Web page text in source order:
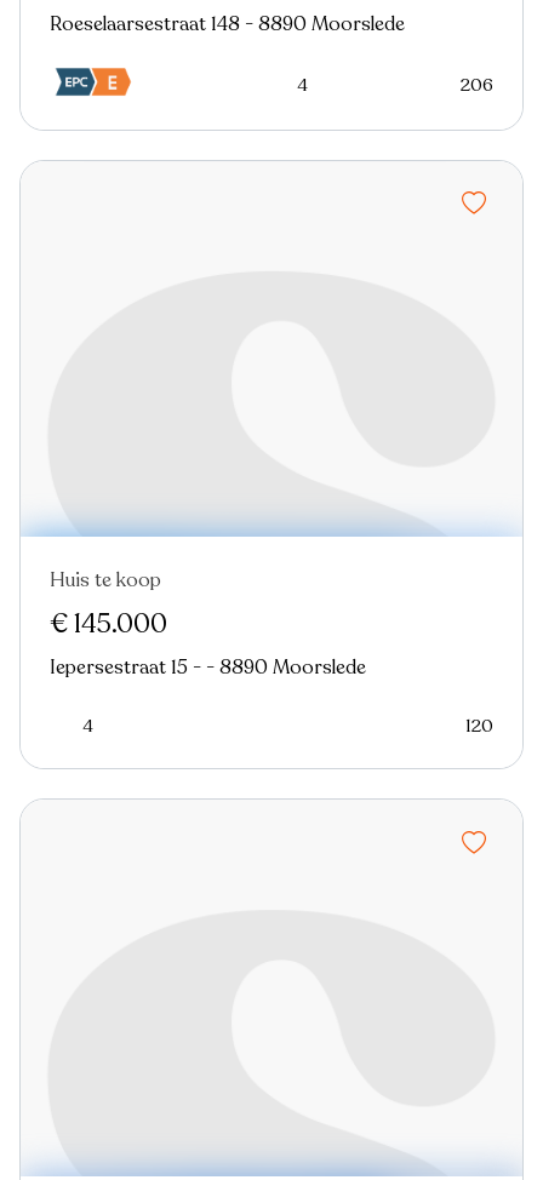
Roeselaarsestraat 148 - 8890 Moorslede
4 206
Nieuw
Huis te koop
€ 145.000
Iepersestraat 15 - - 8890 Moorslede
4 120